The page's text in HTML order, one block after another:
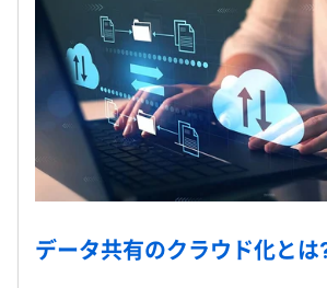
データ共有のクラウド化とは